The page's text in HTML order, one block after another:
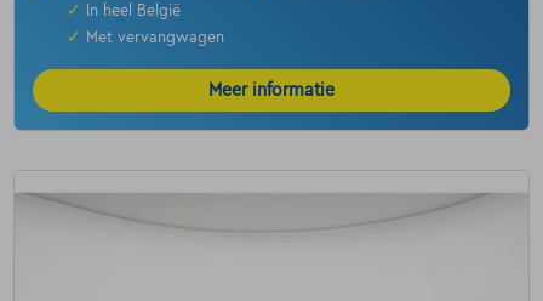
✓
In heel België
✓
Met vervangwagen
Meer informatie